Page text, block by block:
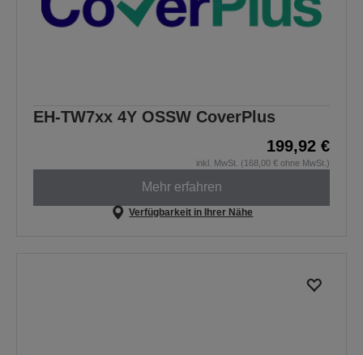
EH-TW7xx 4Y OSSW CoverPlus
199,92 €
inkl. MwSt. (168,00 € ohne MwSt.)
Mehr erfahren
Verfügbarkeit in Ihrer Nähe